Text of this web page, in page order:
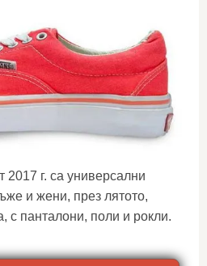
2017 г. са универсални
и жени, през лятото,
с панталони, поли и рокли.